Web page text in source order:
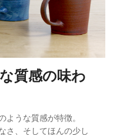
質感の味わ
ような質感が特徴。
さ、そしてほんの少し